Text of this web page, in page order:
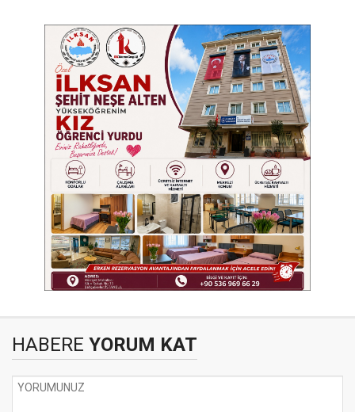
HABERE YORUM KAT